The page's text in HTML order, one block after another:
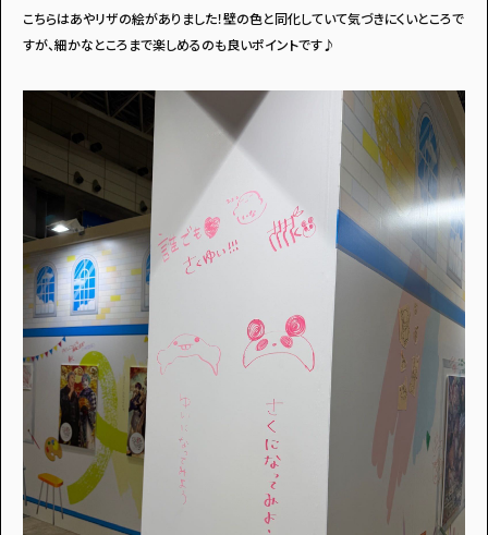
こちらはあやリザの絵がありました！壁の色と同化していて気づきにくいところで
すが、細かなところまで楽しめるのも良いポイントです♪